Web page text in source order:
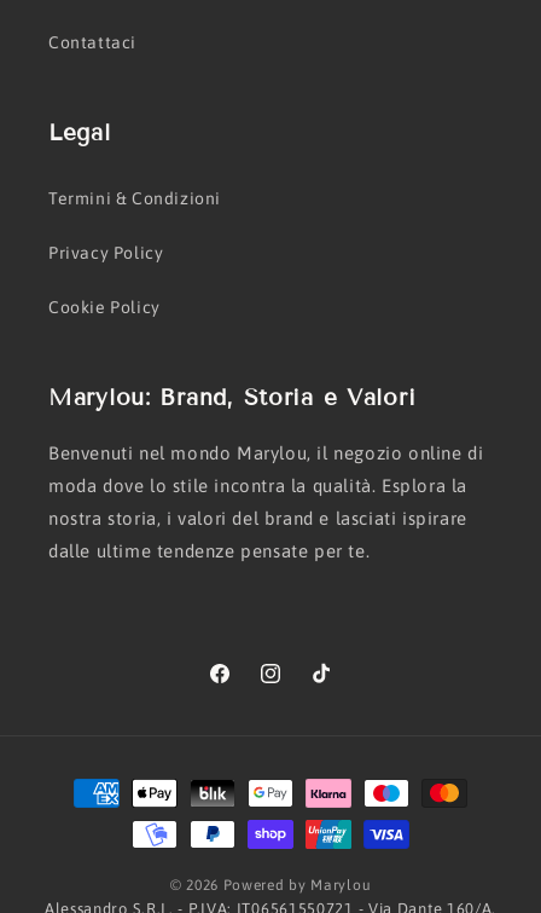
Contattaci
Legal
Termini & Condizioni
Privacy Policy
Cookie Policy
Marylou: Brand, Storia e Valori
Benvenuti nel mondo Marylou, il negozio online di
moda dove lo stile incontra la qualità. Esplora la
nostra storia, i valori del brand e lasciati ispirare
dalle ultime tendenze pensate per te.
FacebookInstagramTikTok
Metodi
di
pagamento
© 2026 Powered by Marylou
Alessandro S.R.L. - P.IVA: IT06561550721 - Via Dante 160/A,